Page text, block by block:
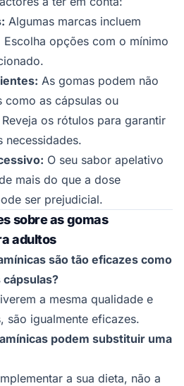
Algumas marcas incluem
opções com o mínimo
As gomas podem não
como as cápsulas ou
os rótulos para garantir
necessidades.
O seu sabor apelativo
mais do que a dose
ser prejudicial.
sobre as gomas
adultos
são tão eficazes como
a mesma qualidade e
são igualmente eficazes.
podem substituir uma
a sua dieta, não a